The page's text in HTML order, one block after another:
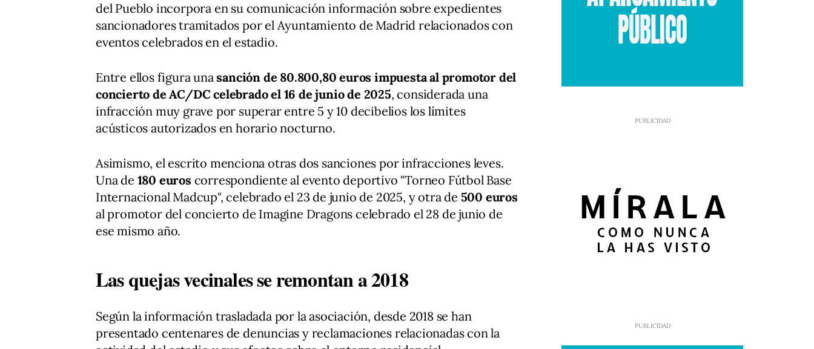
del Pueblo incorpora en su comunicación información sobre expedientes
sancionadores tramitados por el Ayuntamiento de Madrid relacionados con
eventos celebrados en el estadio.
Entre ellos figura unasanción de 80.800,80 euros impuesta al promotor del
concierto de AC/DC celebrado el 16 de junio de 2025, considerada una
infracción muy grave por superar entre 5 y 10 decibelios los límites
acústicos autorizados en horario nocturno.
Asimismo, el escrito menciona otras dos sanciones por infracciones leves.
Una de 180 euros correspondiente al evento deportivo "Torneo Fútbol Base
Internacional Madcup", celebrado el 23 de junio de 2025, y otra de 500 euros
al promotor del concierto de Imagine Dragons celebrado el 28 de junio de
ese mismo año.
Las quejas vecinales se remontan a 2018
Según la información trasladada por la asociación, desde 2018 se han
presentado centenares de denuncias y reclamaciones relacionadas con la